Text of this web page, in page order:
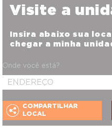
Visite a
Insira abaixo sua
chegar a minha
Onde você está?
COMPARTILHAR
LOCAL